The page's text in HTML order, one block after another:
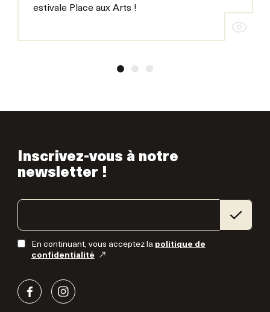
estivale Place aux Arts !
Inscrivez-vous à notre
newsletter !
En continuant, vous acceptez la politique de
confidentialité